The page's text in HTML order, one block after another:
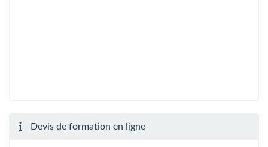
Devis de formation en ligne